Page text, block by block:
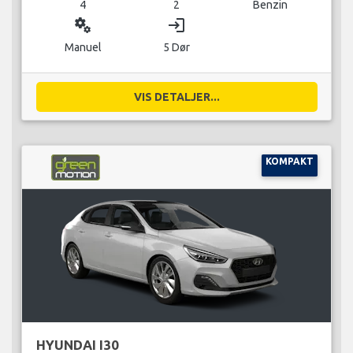
4 2 Benzin
miscellaneous_services
Manuel
login
5 Dør
VIS DETALJER...
KOMPAKT
HYUNDAI I30